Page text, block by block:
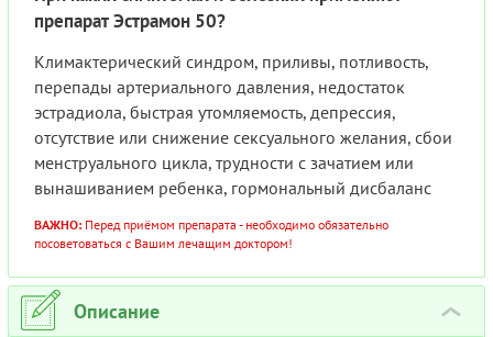
препарат Эстрамон 50?
Климактерический синдром, приливы, потливость,
перепады артериального давления, недостаток
эстрадиола, быстрая утомляемость, депрессия,
отсутствие или снижение сексуального желания, сбои
менструального цикла, трудности с зачатием или
вынашиванием ребенка, гормональный дисбаланс
ВАЖНО: Перед приёмом препарата - необходимо обязательно
посоветоваться с Вашим лечащим доктором!
Описание ›